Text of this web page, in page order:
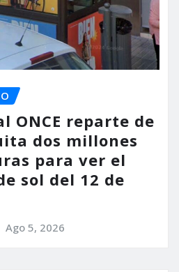
ONCE reparte de
dos millones
para ver el
sol del 12 de
Ago 5, 2026